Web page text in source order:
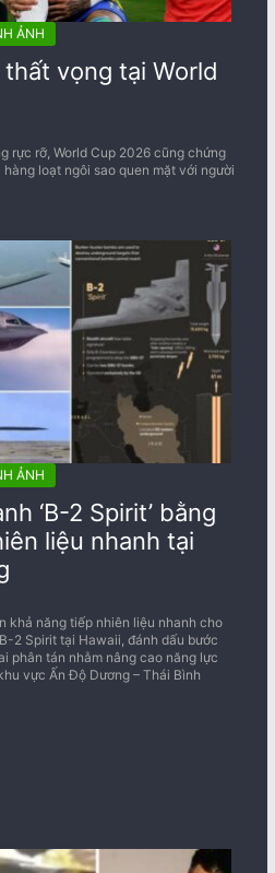
ẢNH
vọng tại World
rực rỡ, World Cup 2026 cũng chứng
loạt ngôi sao quen mặt với người
ẢNH
‘B-2 Spirit’ bằng
liệu nhanh tại
khả năng tiếp nhiên liệu nhanh cho
2 Spirit tại Hawaii, đánh dấu bước
phân tán nhằm nâng cao năng lực
vực Ấn Độ Dương – Thái Bình